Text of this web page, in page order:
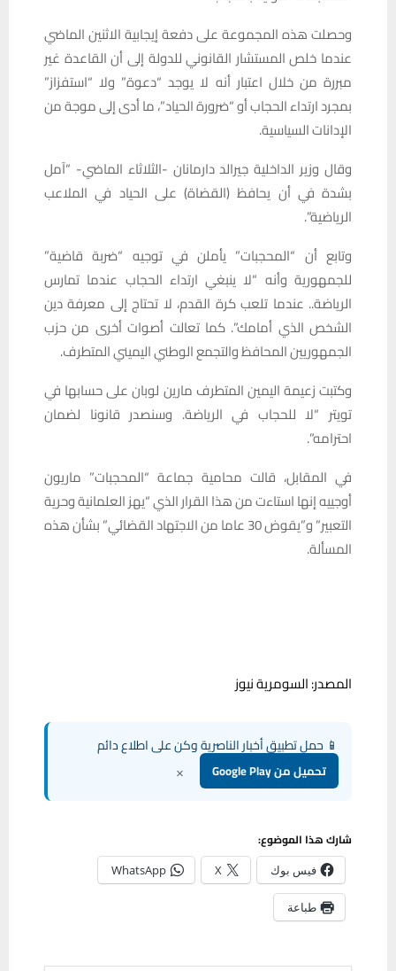
وحصلت هذه المجموعة على دفعة إيجابية الاثنين الماضي
عندما خلص المستشار القانوني للدولة إلى أن القاعدة غير
مبررة من خلال اعتبار أنه لا يوجد “دعوة” ولا “استفزاز”
بمجرد ارتداء الحجاب أو “ضرورة الحياد”، ما أدى إلى موجة من
الإدانات السياسية.
وقال وزير الداخلية جيرالد دارمانان -الثلاثاء الماضي- “آمل
بشدة في أن يحافظ (القضاة) على الحياد في الملاعب
الرياضية”.
وتابع أن “المحجبات” يأملن في توجيه “ضربة قاضية”
للجمهورية وأنه “لا ينبغي ارتداء الحجاب عندما تمارس
الرياضة.. عندما تلعب كرة القدم، لا تحتاج إلى معرفة دين
الشخص الذي أمامك”. كما تعالت أصوات أخرى من حزب
الجمهوريين المحافظ والتجمع الوطني اليميني المتطرف.
وكتبت زعيمة اليمين المتطرف مارين لوبان على حسابها في
تويتر “لا للحجاب في الرياضة. وسنصدر قانونا لضمان
احترامه”.
في المقابل، قالت محامية جماعة “المحجبات” ماريون
أوجييه إنها استاءت من هذا القرار الذي “يهز العلمانية وحرية
التعبير” و”يقوض 30 عاما من الاجتهاد القضائي” بشأن هذه
المسألة.
المصدر: السومرية نيوز
📱 حمل تطبيق أخبار الناصرية وكن على اطلاع دائم
تحميل من Google Play ×
شارك هذا الموضوع:
فيس بوك X
WhatsApp
طباعة